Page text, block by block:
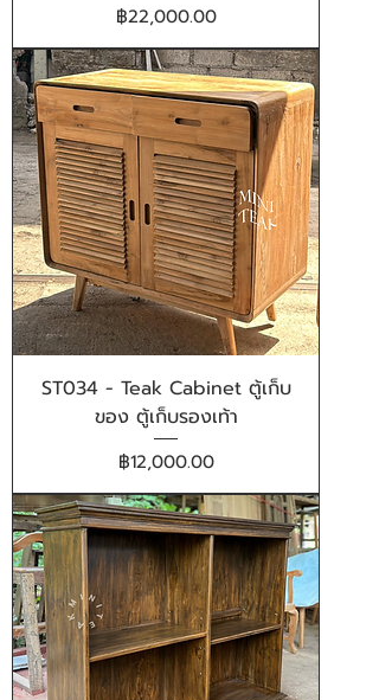
ราคา
฿22,000.00
ST034 - Teak Cabinet ตู้เก็บ
ของ ตู้เก็บรองเท้า
ราคา
฿12,000.00